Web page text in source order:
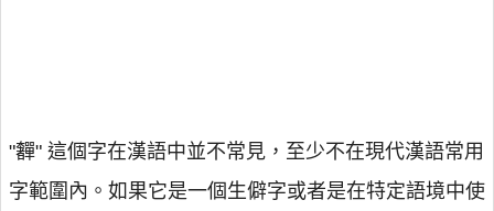
"奲" 這個字在漢語中並不常見，至少不在現代漢語常用
字範圍內。如果它是一個生僻字或者是在特定語境中使